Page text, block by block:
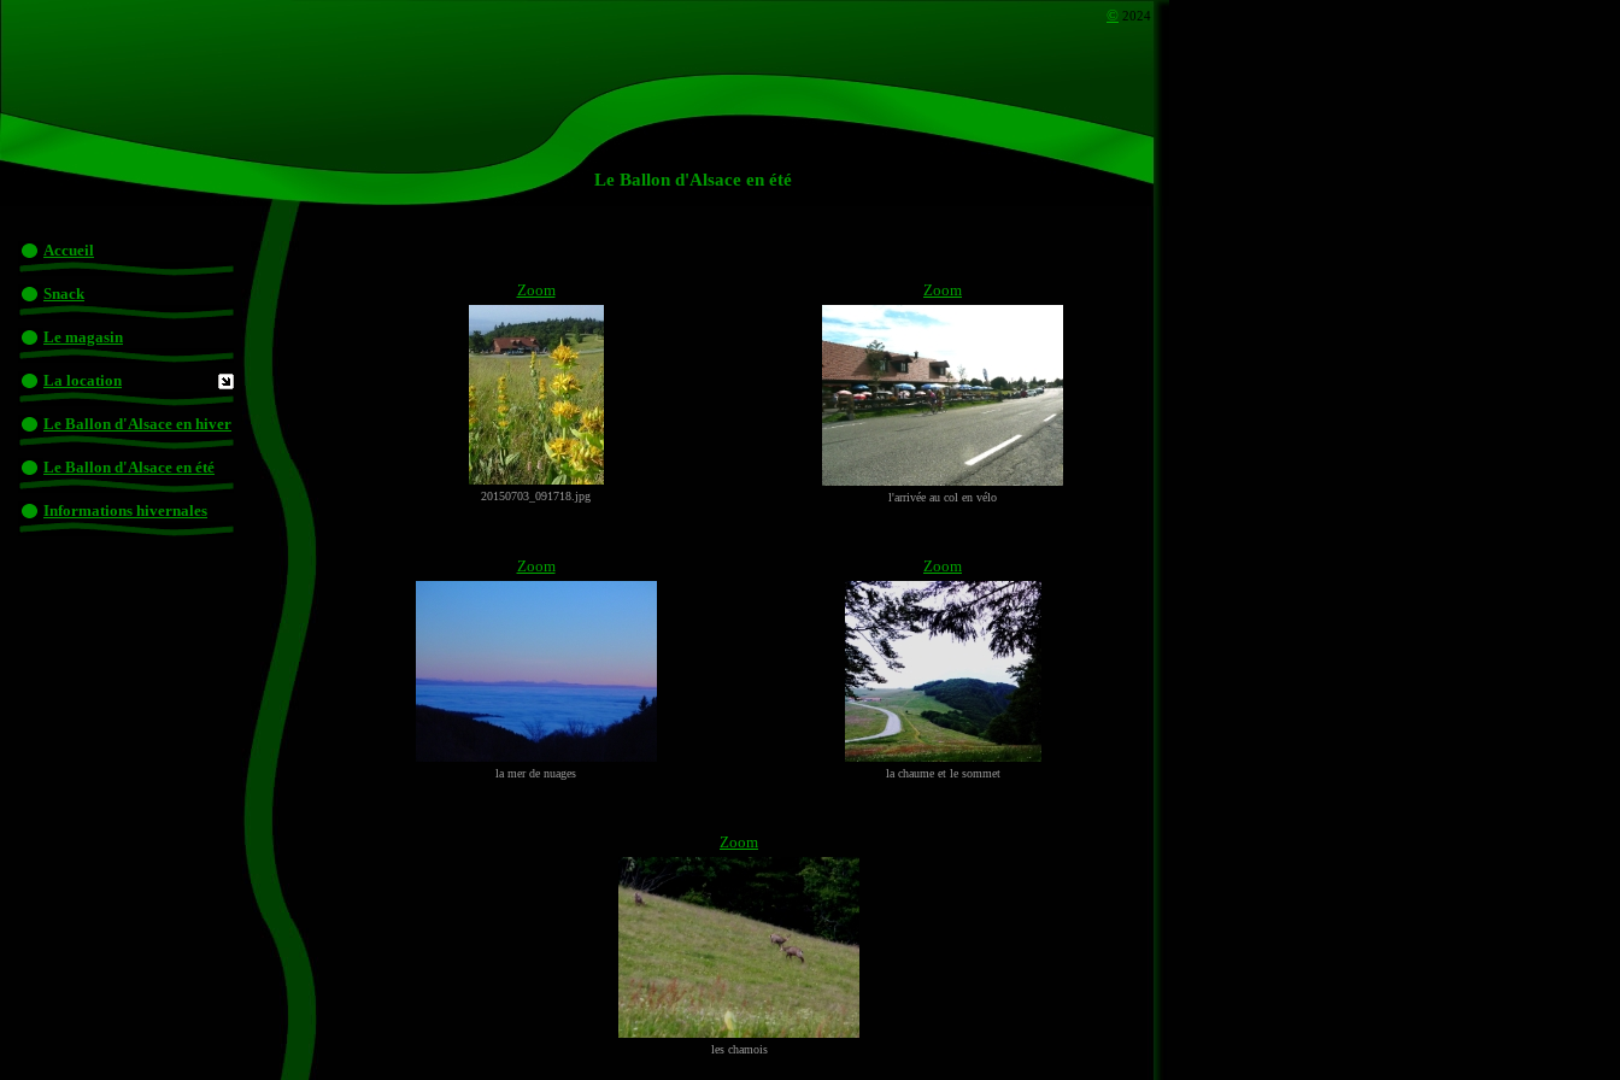
Accueil
Snack
Le magasin
La location
Le Ballon d'Alsace en hiver
Le Ballon d'Alsace en été
Informations hivernales
Zoom
20150703_091718.jpg
Zoom
l'arrivée au col en vélo
Zoom
la mer de nuages
Zoom
la chaume et le sommet
Zoom
les chamois
Le Ballon d'Alsace en été
© 2024